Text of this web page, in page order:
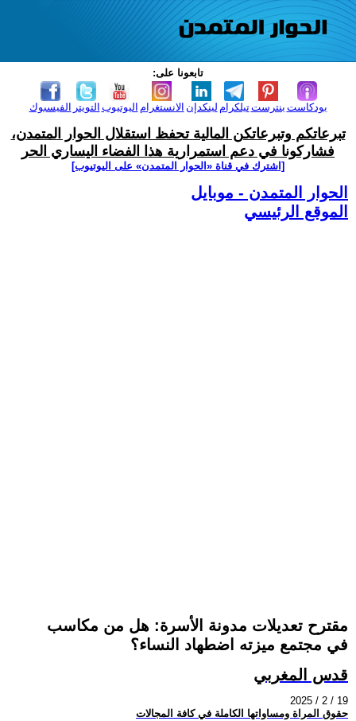
تابعونا على:
الفيسبوك التويتر اليوتيوب الانستغرام لينكدإن تيلكرامبنترست بودكاست
تبرعاتكم وتبرعاتكن المالية تحفظ استقلال الحوار المتمدن،
فشاركونا في دعم استمرارية هذا الفضاء اليساري الحر
[اشترك في قناة ‫«الحوار المتمدن» على اليوتيوب]
الحوار المتمدن - موبايل
الموقع الرئيسي
مقترح تعديلات مدونة الأسرة: هل من مكاسب
في مجتمع ميزته اضطهاد النساء؟
قدس المغربي
2025 / 2 / 19
حقوق المراة ومساواتها الكاملة في كافة المجالات